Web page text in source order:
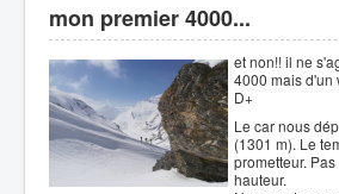
mon premier 4000...
et non!! il ne
4000 mais d'un
D+
Le car nous
(1301 m). Le
prometteur.
hauteur.